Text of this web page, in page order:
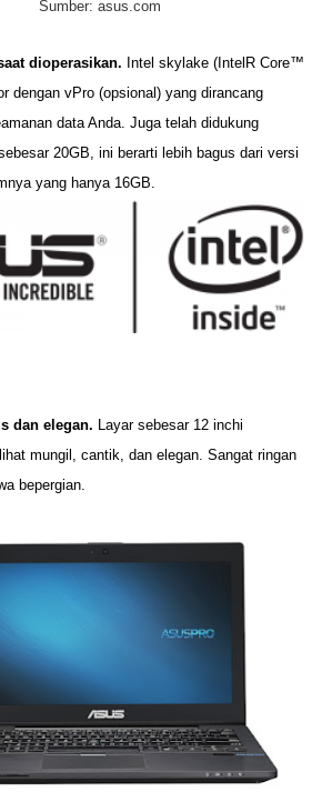
Sumber: asus.com
dioperasikan. Intel skylake (IntelR Core™
dengan vPro (opsional) yang dirancang
data Anda. Juga telah didukung
20GB, ini berarti lebih bagus dari versi
yang hanya 16GB.
dan elegan.
Layar sebesar 12 inchi
mungil, cantik, dan elegan. Sangat ringan
bepergian.